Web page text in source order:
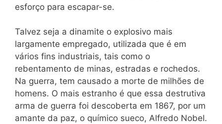
esforço para escapar-se.
Talvez seja a dinamite o explosivo mais
largamente empregado, utilizada que é em
vários fins industriais, tais como o
rebentamento de minas, estradas e rochedos.
Na guerra, tem causado a morte de milhões de
homens. O mais estranho é que essa destrutiva
arma de guerra foi descoberta em 1867, por um
amante da paz, o químico sueco, Alfredo Nobel.